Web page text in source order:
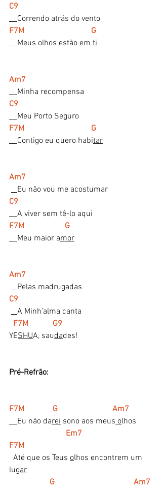
C9
Correndo atrás do vento
F7M                                 G
Meus olhos estão em ti
Am7
Minha recompensa
C9
Meu Porto Seguro
F7M                                 G
Contigo eu quero habitar
Am7
Eu não vou me acostumar
C9
A viver sem tê-lo aqui
F7M                    G
Meu maior amor
Am7
Pelas madrugadas
C9
A Minh’alma canta
F7M            G9
YESHUA, saudades!
Pré-Refrão:
F7M              G                           Am7
Eu não darei sono aos meus olhos
Em7
F7M
  Até que os Teus
olhos encontrem um
lugar
G                                       Am7